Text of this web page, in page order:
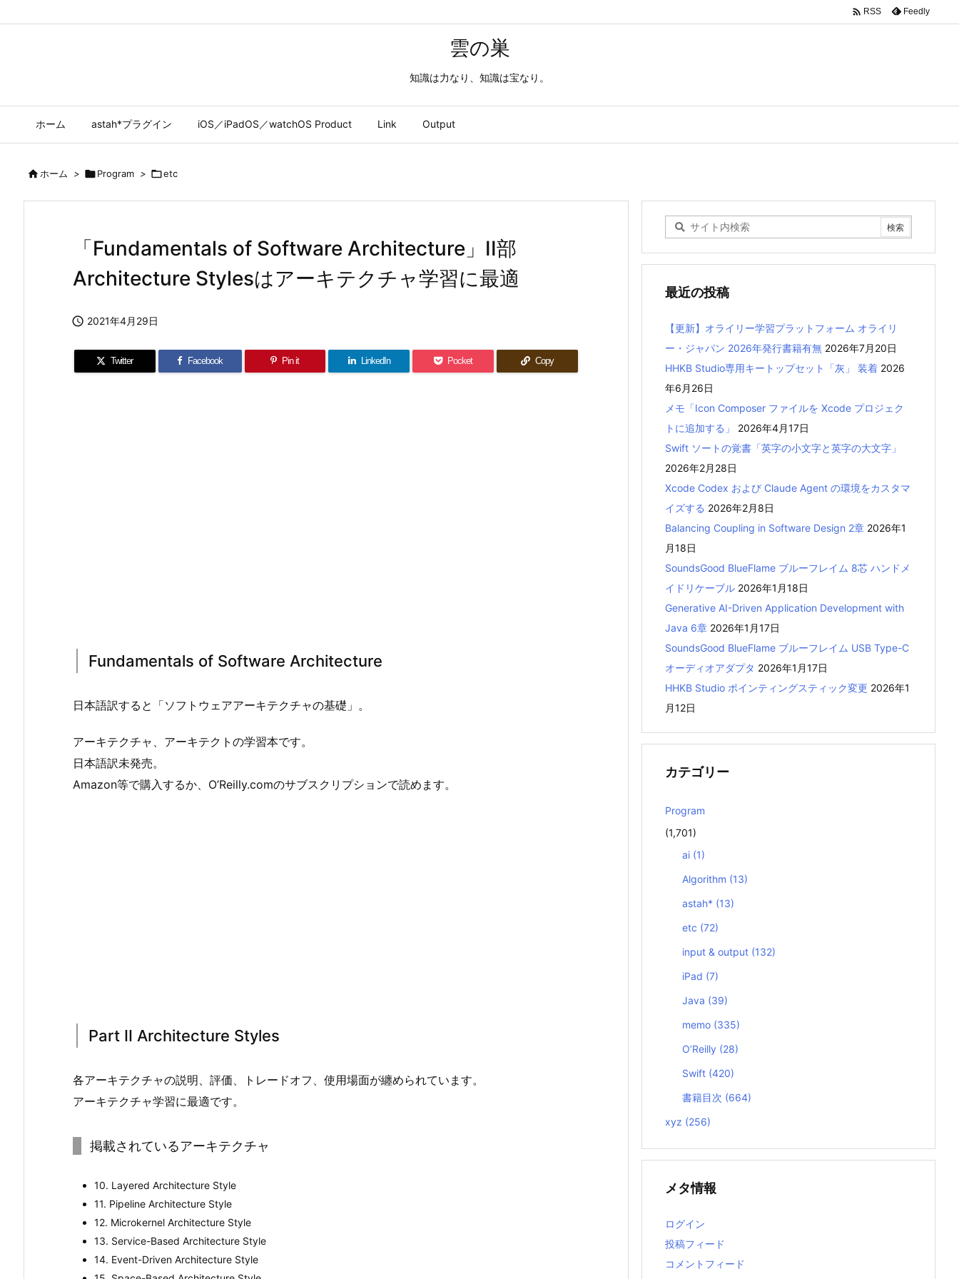
雲の巣
知識は力なり、知識は宝なり。
ホーム astah*プラグイン iOS／iPadOS／watchOS Product Link Output
 RSS Feedly
ホーム > Program > etc
「Fundamentals of Software Architecture」II部
Architecture Stylesはアーキテクチャ学習に最適
 2021年4月29日
Twitter Facebook Pin it LinkedIn Pocket Copy
Fundamentals of Software Architecture
日本語訳すると「ソフトウェアアーキテクチャの基礎」。
アーキテクチャ、アーキテクトの学習本です。
日本語訳未発売。
Amazon等で購入するか、O’Reilly.comのサブスクリプションで読めます。
Part II Architecture Styles
各アーキテクチャの説明、評価、トレードオフ、使用場面が纏められています。
アーキテクチャ学習に最適です。
掲載されているアーキテクチャ
10. Layered Architecture Style
11. Pipeline Architecture Style
12. Microkernel Architecture Style
13. Service-Based Architecture Style
14. Event-Driven Architecture Style
最近の投稿
【更新】オライリー学習プラットフォーム オライリ
ー・ジャパン 2026年発行書籍有無 2026年7月20日
HHKB Studio専用キートップセット「灰」 装着 2026
年6月26日
メモ「Icon Composer ファイルを Xcode プロジェク
トに追加する」
2026年4月17日
Swift ソートの覚書「英字の小文字と英字の大文字」
2026年2月28日
Xcode Codex および Claude Agent の環境をカスタマ
イズする 2026年2月8日
Balancing Coupling in Software Design 2章 2026年1
月18日
SoundsGood BlueFlame ブルーフレイム 8芯 ハンドメ
イドリケーブル 2026年1月18日
Generative AI-Driven Application Development with
Java 6章 2026年1月17日
SoundsGood BlueFlame ブルーフレイム USB Type-C
オーディオアダプタ 2026年1月17日
HHKB Studio ポインティングスティック変更 2026年1
月12日
カテゴリー
Program
(1,701)
ai (1)
Algorithm (13)
astah* (13)
etc (72)
input & output (132)
iPad (7)
Java (39)
memo (335)
O’Reilly (28)
Swift (420)
書籍目次 (664)
xyz (256)
メタ情報
ログイン
投稿フィード
コメントフィード